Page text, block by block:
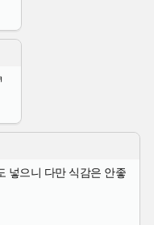
넣으니 다만 식감은 안좋